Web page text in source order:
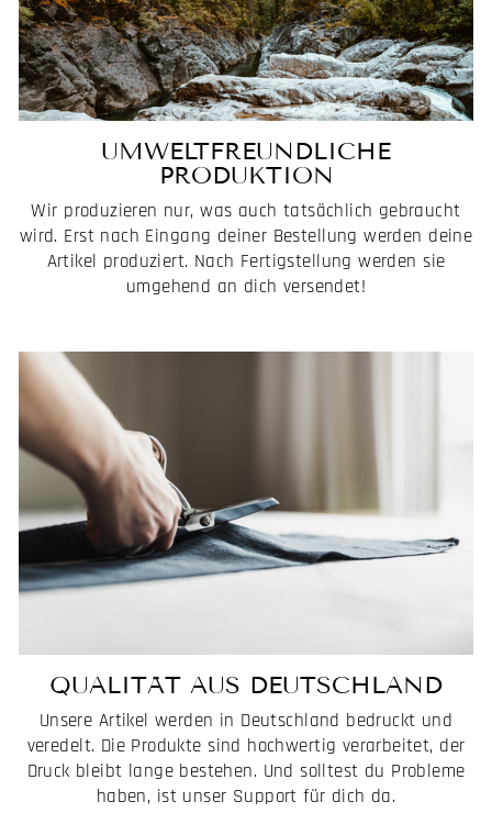
UMWELTFREUNDLICHE
PRODUKTION
Wir produzieren nur, was auch tatsächlich gebraucht
wird. Erst nach Eingang deiner Bestellung werden deine
Artikel produziert. Nach Fertigstellung werden sie
umgehend an dich versendet!
QUALITÄT AUS DEUTSCHLAND
Unsere Artikel werden in Deutschland bedruckt und
veredelt. Die Produkte sind hochwertig verarbeitet, der
Druck bleibt lange bestehen. Und solltest du Probleme
haben, ist unser Support für dich da.